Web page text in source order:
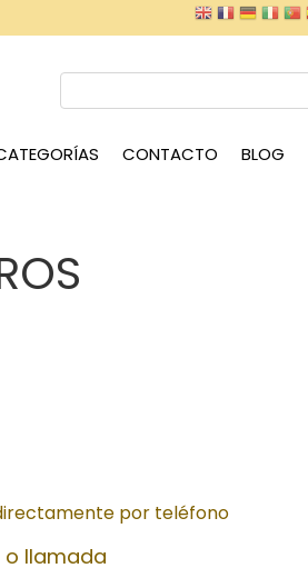
CONTACTO BLOG
por teléfono
o llamada